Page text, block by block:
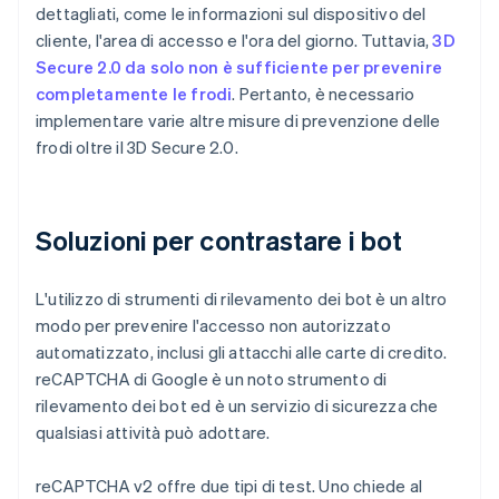
dettagliati, come le informazioni sul dispositivo del
cliente, l'area di accesso e l'ora del giorno. Tuttavia,3D
Secure 2.0 da solo non è sufficiente per prevenire
completamente le frodi. Pertanto, è necessario
implementare varie altre misure di prevenzione delle
frodi oltre il 3D Secure 2.0.
Soluzioni per contrastare i bot
L'utilizzo di strumenti di rilevamento dei bot è un altro
modo per prevenire l'accesso non autorizzato
automatizzato, inclusi gli attacchi alle carte di credito.
reCAPTCHA di Google è un noto strumento di
rilevamento dei bot ed è un servizio di sicurezza che
qualsiasi attività può adottare.
reCAPTCHA v2 offre due tipi di test. Uno chiede al